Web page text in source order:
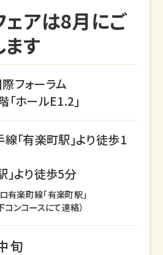
アは8月にご
す
フォーラム
「ホールE1.2」
「有楽町駅」より徒歩1
」より徒歩5分
有楽町線「有楽町駅」
コンコースにて連絡）
旬